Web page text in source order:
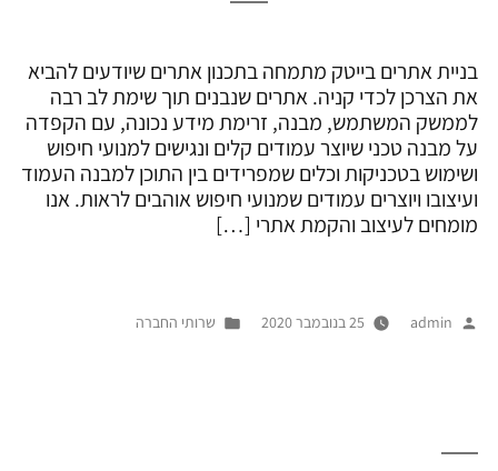
בניית אתרים בייטק מתמחה בתכנון אתרים שיודעים להביא
את הצרכן לכדי קניה. אתרים שנבנים תוך שימת לב רבה
לממשק המשתמש, מבנה, זרימת מידע נכונה, עם הקפדה
על מבנה טכני שיוצר עמודים קלים ונגישים למנועי חיפוש
ושימוש בטכניקות וכלים שמפרידים בין התוכן למבנה העמוד
ועיצובו ויוצרים עמודים שמנועי חיפוש אוהבים לראות. אנו
מומחים לעיצוב והקמת אתרי […]
פורסם
admin 25 בנובמבר 2020
Posted
שרותי החברה